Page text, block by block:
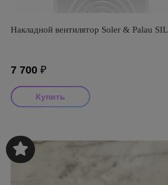
Накладной вентилятор Soler & Palau
7 700 ₽